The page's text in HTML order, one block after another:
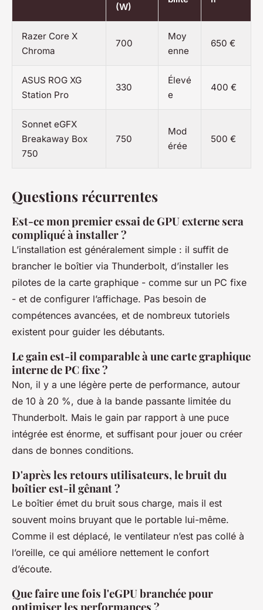
(W)
Razer Core X
Chroma
700
Moy
enne
650 €
ASUS ROG XG
Station Pro
330
Élevé
e
400 €
Sonnet eGFX
Breakaway Box
750
750
Mod
érée
500 €
Questions récurrentes
Est-ce mon premier essai de GPU externe sera
compliqué à installer ?
L’installation est généralement simple : il suffit de
brancher le boîtier via Thunderbolt, d’installer les
pilotes de la carte graphique - comme sur un PC fixe
- et de configurer l’affichage. Pas besoin de
compétences avancées, et de nombreux tutoriels
existent pour guider les débutants.
Le gain est-il comparable à une carte graphique
interne de PC fixe ?
Non, il y a une légère perte de performance, autour
de 10 à 20 %, due à la bande passante limitée du
Thunderbolt. Mais le gain par rapport à une puce
intégrée est énorme, et suffisant pour jouer ou créer
dans de bonnes conditions.
D'après les retours utilisateurs, le bruit du
boîtier est-il gênant ?
Le boîtier émet du bruit sous charge, mais il est
souvent moins bruyant que le portable lui-même.
Comme il est déplacé, le ventilateur n’est pas collé à
l’oreille, ce qui améliore nettement le confort
d’écoute.
Que faire une fois l'eGPU branchée pour
optimiser les performances ?